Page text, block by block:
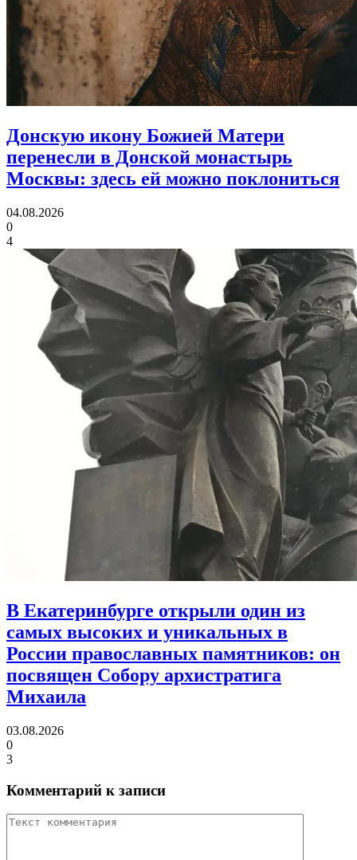
Донскую икону Божией Матери
перенесли в Донской монастырь
Москвы: здесь ей можно поклониться
04.08.2026
0
4
В Екатеринбурге открыли один из
самых высоких и уникальных в
России православных памятников: он
посвящен Собору архистратига
Михаила
03.08.2026
0
3
Комментарий к записи